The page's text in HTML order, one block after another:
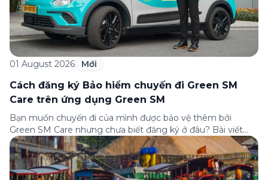
01 August 2026 Mới
Cách đăng ký Bảo hiểm chuyến đi Green SM
Care trên ứng dụng Green SM
Bạn muốn chuyến đi của mình được bảo vệ thêm bởi
Green SM Care nhưng chưa biết đăng ký ở đâu? Bài viết
dưới đây sẽ hướng dẫn chi tiết cách tham gia (và hủy tham
gia) gói bảo hiểm này ngay trên ứng dụng Green SM, cùng
những lưu ý quan trọng trước khi […]